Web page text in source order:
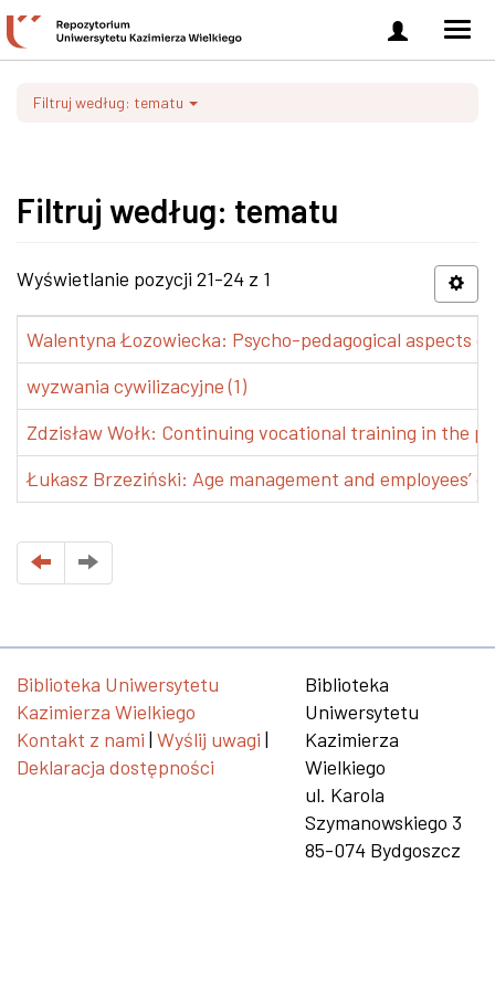
Zaloguj
się
Filtruj według: tematu
Filtruj według: tematu
Wyświetlanie pozycji 21-24 z 1
Walentyna Łozowiecka: Psycho-pedagogical aspects
wyzwania cywilizacyjne (1)
Zdzisław Wołk: Continuing vocational training in the
Łukasz Brzeziński: Age management and employees’
Biblioteka Uniwersytetu
Kazimierza Wielkiego
Kontakt z nami | Wyślij uwagi |
Deklaracja dostępności
Biblioteka
Uniwersytetu
Kazimierza
Wielkiego
ul. Karola
Szymanowskiego 3
85-074 Bydgoszcz